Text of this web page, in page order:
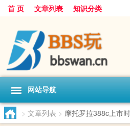
首 页 文章列表 知识分类
网站导航
> 文章列表 > 摩托罗拉388c上市